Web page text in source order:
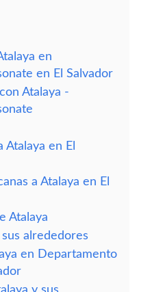
en
en El Salvador
Atalaya -
Atalaya en El
a Atalaya en El
Atalaya
alrededores
en Departamento
y sus